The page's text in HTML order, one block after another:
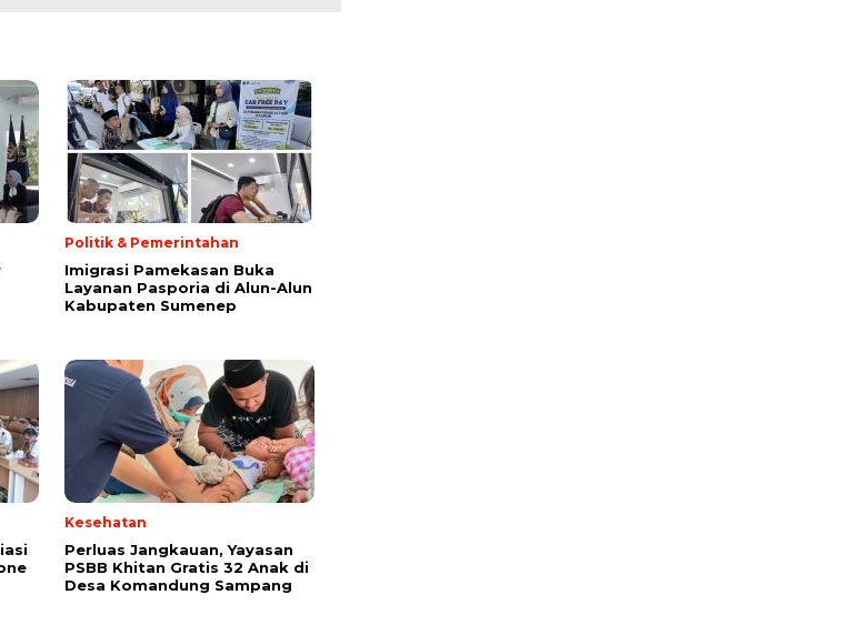
Politik & Pemerintahan
Imigrasi Pamekasan Buka
Layanan Pasporia di Alun-Alun
Kabupaten Sumenep
Kesehatan
Perluas Jangkauan, Yayasan
PSBB Khitan Gratis 32 Anak di
Desa Komandung Sampang